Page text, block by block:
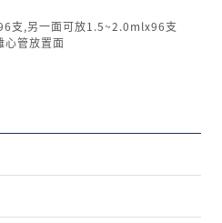
支,另一面可放1.5~2.0mlx96支
心管放置面